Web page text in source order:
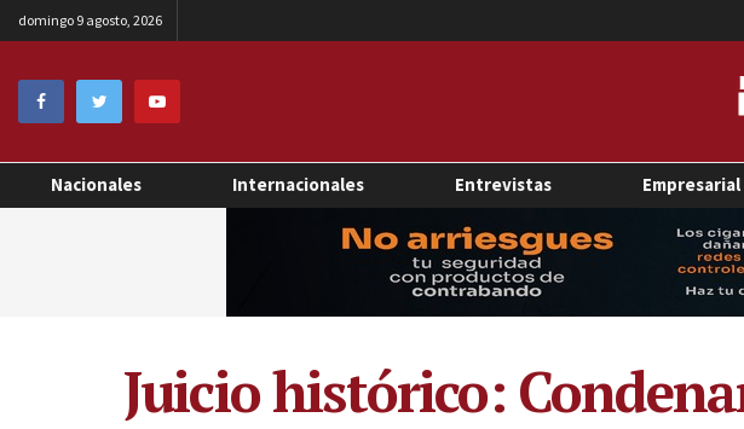
domingo 9 agosto, 2026
Nacionales Internacionales Entrevistas Empresarial
Juicio histórico: